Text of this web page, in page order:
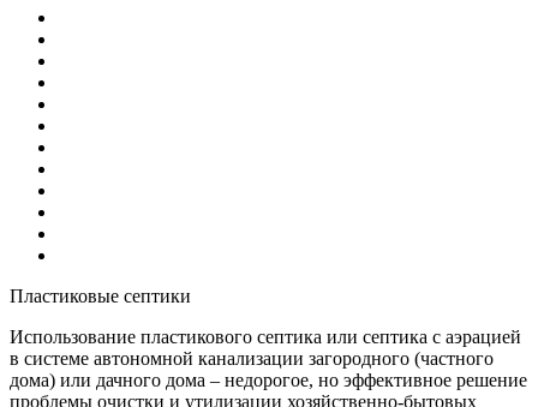
Пластиковые септики
Использование пластикового септика или септика с аэрацией
в системе автономной канализации загородного (частного
дома) или дачного дома – недорогое, но эффективное решение
проблемы очистки и утилизации хозяйственно-бытовых